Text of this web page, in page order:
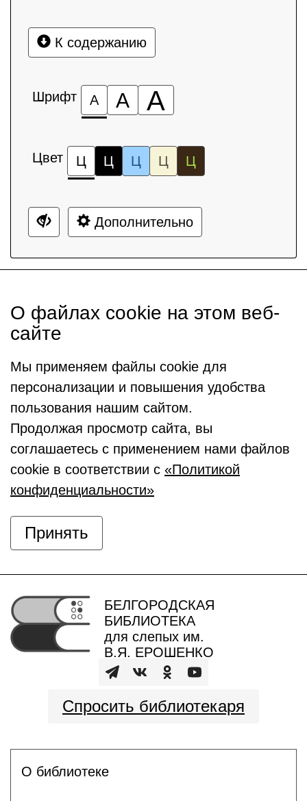
К содержанию
Шрифт А А А
Цвет Ц Ц Ц Ц Ц
Дополнительно
О файлах cookie на этом веб-
сайте
Мы применяем файлы cookie для
персонализации и повышения удобства
пользования нашим сайтом.
Продолжая просмотр сайта, вы
соглашаетесь с применением нами файлов
cookie в соответствии с «Политикой
конфиденциальности»
Принять
БЕЛГОРОДСКАЯ
БИБЛИОТЕКА
для слепых им.
В.Я. ЕРОШЕНКО
Спросить библиотекаря
О библиотеке